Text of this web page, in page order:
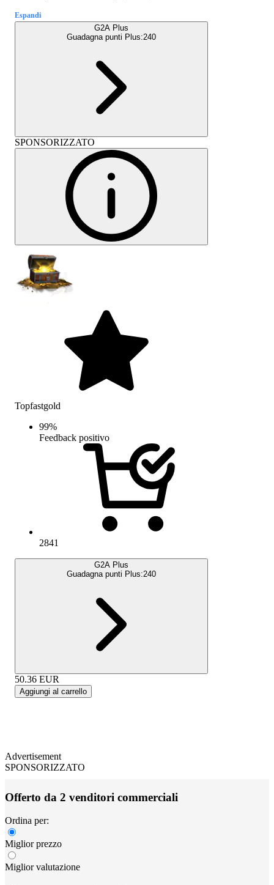
Espandi
G2A Plus
Guadagna punti Plus:240
SPONSORIZZATO
Topfastgold
99%
Feedback positivo
2841
G2A Plus
Guadagna punti Plus:240
50.36 EUR
Aggiungi al carrello
Advertisement
SPONSORIZZATO
Offerto da 2 venditori commerciali
Ordina per:
Miglior prezzo
Miglior valutazione